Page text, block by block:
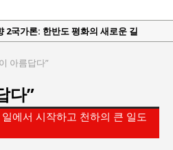
2국가론: 한반도 평화의 새로운 길
안협의회, 방산기술보호·공급망 보안
최
청향우회중앙회 총재 취임 논란 확산
아름답다”
다”
에서 시작하고 천하의 큰 일도